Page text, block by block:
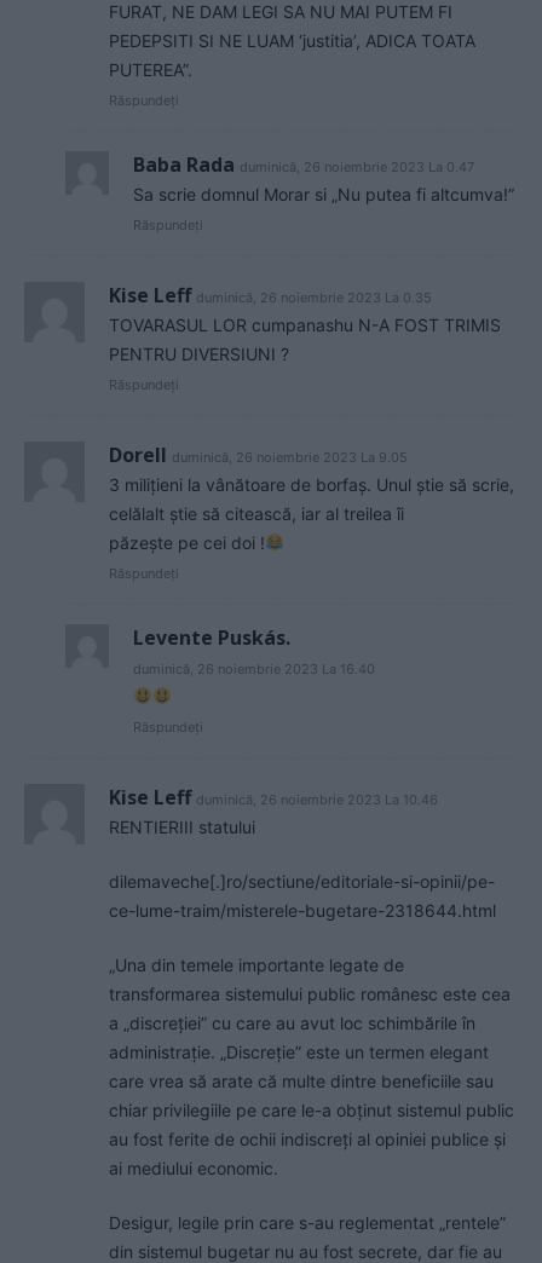
FURAT, NE DAM LEGI SA NU MAI PUTEM FI
PEDEPSITI SI NE LUAM ‘justitia’, ADICA TOATA
PUTEREA”.
Răspundeți
Baba Rada duminică, 26 noiembrie 2023 La 0.47
Sa scrie domnul Morar si „Nu putea fi altcumva!”
Răspundeți
Kise Leff duminică, 26 noiembrie 2023 La 0.35
TOVARASUL LOR cumpanashu N-A FOST TRIMIS
PENTRU DIVERSIUNI ?
Răspundeți
Dorell duminică, 26 noiembrie 2023 La 9.05
3 milițieni la vânătoare de borfaș. Unul știe să scrie,
celălalt știe să citească, iar al treilea îi
păzește pe cei doi !
Răspundeți
Levente Puskás.
duminică, 26 noiembrie 2023 La 16.40
Răspundeți
Kise Leff duminică, 26 noiembrie 2023 La 10.46
RENTIERIII statului
dilemaveche[.]ro/sectiune/editoriale-si-opinii/pe-
ce-lume-traim/misterele-bugetare-2318644.html
„Una din temele importante legate de
transformarea sistemului public românesc este cea
a „discreției” cu care au avut loc schimbările în
administrație. „Discreție” este un termen elegant
care vrea să arate că multe dintre beneficiile sau
chiar privilegiile pe care le-a obținut sistemul public
au fost ferite de ochii indiscreți al opiniei publice și
ai mediului economic.
Desigur, legile prin care s-au reglementat „rentele”
din sistemul bugetar nu au fost secrete, dar fie au